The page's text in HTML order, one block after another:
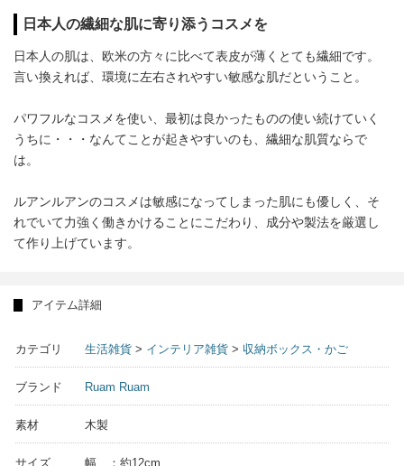
日本人の繊細な肌に寄り添うコスメを
日本人の肌は、欧米の方々に比べて表皮が薄くとても繊細です。
言い換えれば、環境に左右されやすい敏感な肌だということ。
パワフルなコスメを使い、最初は良かったものの使い続けていく
うちに・・・なんてことが起きやすいのも、繊細な肌質ならで
は。
ルアンルアンのコスメは敏感になってしまった肌にも優しく、そ
れでいて力強く働きかけることにこだわり、成分や製法を厳選し
て作り上げています。
アイテム詳細
カテゴリ 生活雑貨 > インテリア雑貨 > 収納ボックス・かご
ブランド Ruam Ruam
素材 木製
サイズ
幅 ：約12cm